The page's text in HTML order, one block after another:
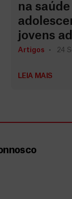
na
jovens
Artigos 24
LEIA MAIS